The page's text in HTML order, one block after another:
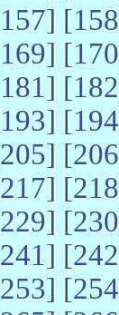
157] [158
169] [170
181] [182
193] [194
205] [206
217] [218
229] [230
241] [242
253] [254